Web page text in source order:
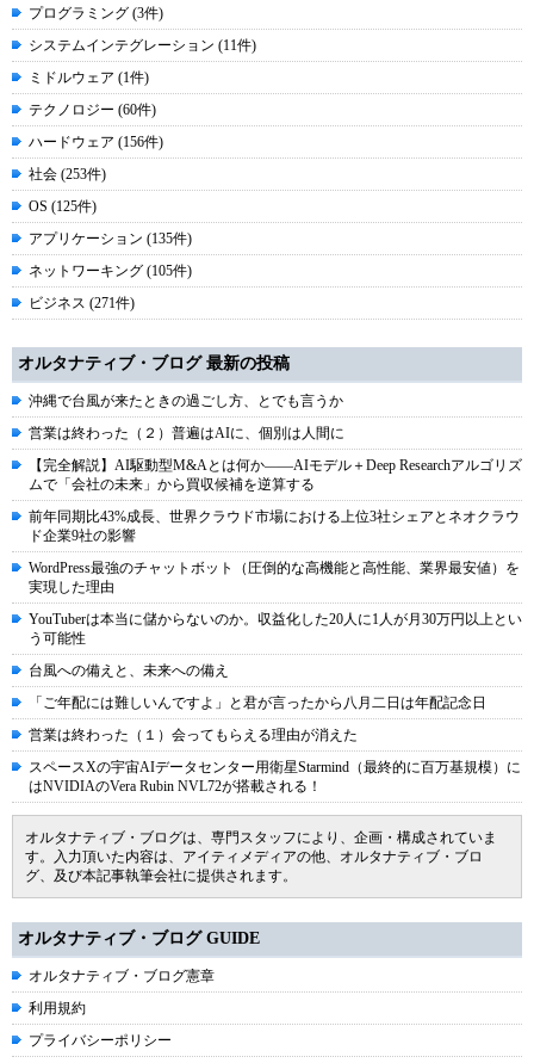
プログラミング (3件)
システムインテグレーション (11件)
ミドルウェア (1件)
テクノロジー (60件)
ハードウェア (156件)
社会 (253件)
OS (125件)
アプリケーション (135件)
ネットワーキング (105件)
ビジネス (271件)
オルタナティブ・ブログ 最新の投稿
沖縄で台風が来たときの過ごし方、とでも言うか
営業は終わった（２）普遍はAIに、個別は人間に
【完全解説】AI駆動型M&Aとは何か――AIモデル＋Deep Researchアルゴリズ
ムで「会社の未来」から買収候補を逆算する
前年同期比43%成長、世界クラウド市場における上位3社シェアとネオクラウ
ド企業9社の影響
WordPress最強のチャットボット（圧倒的な高機能と高性能、業界最安値）を
実現した理由
YouTuberは本当に儲からないのか。収益化した20人に1人が月30万円以上とい
う可能性
台風への備えと、未来への備え
「ご年配には難しいんですよ」と君が言ったから八月二日は年配記念日
営業は終わった（１）会ってもらえる理由が消えた
スペースXの宇宙AIデータセンター用衛星Starmind（最終的に百万基規模）に
はNVIDIAのVera Rubin NVL72が搭載される！
オルタナティブ・ブログは、専門スタッフにより、企画・構成されていま
す。入力頂いた内容は、アイティメディアの他、オルタナティブ・ブロ
グ、及び本記事執筆会社に提供されます。
オルタナティブ・ブログ GUIDE
オルタナティブ・ブログ憲章
利用規約
プライバシーポリシー